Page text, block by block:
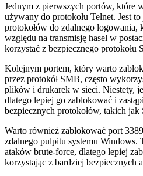
Jednym z pierwszych ⁢portów, które
używany do protokołu Telnet. Jest
protokołów ⁢do zdalnego‌ logowania,
względu na transmisję haseł w⁣
korzystać z bezpiecznego protokołu
Kolejnym portem, który warto
przez ⁣protokół SMB, często
plików i⁣ drukarek w sieci. Niestety,
dlatego lepiej go zablokować i
bezpiecznych protokołów,⁣ takich jak
Warto również zablokować port
zdalnego pulpitu systemu Windows.⁣
ataków​ brute-force, ‌dlatego lepiej
korzystając z bardziej bezpiecznych